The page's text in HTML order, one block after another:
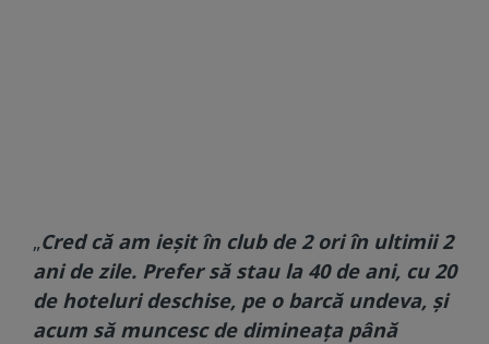
„Cred că am ieșit în club de 2 ori în ultimii 2
ani de zile. Prefer să stau la 40 de ani, cu 20
de hoteluri deschise, pe o barcă undeva, și
acum să muncesc de dimineața până